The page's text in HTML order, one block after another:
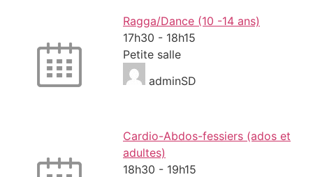
Ragga/Dance (10 -14 ans)
17h30 - 18h15
Petite salle
adminSD
Cardio-Abdos-fessiers (ados et
adultes)
18h30 - 19h15